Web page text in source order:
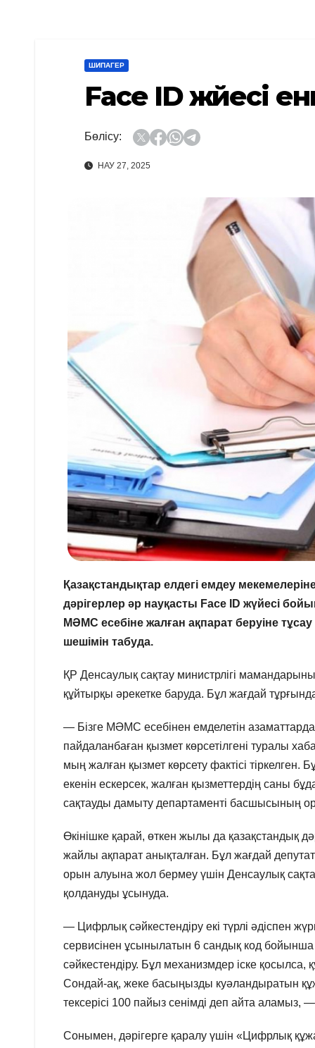
ШИПАГЕР
Face ID жүйесі
Бөлісу:
НАУ 27, 2025
Қазақстандықтар елдегі емдеу
дәрігерлер әр науқасты Face ID жүйесі
МӘМС есебіне жалған ақпарат беруіне
шешімін табуда.
ҚР Денсаулық сақтау министрлігі
құйтырқы әрекетке баруда. Бұл жағдай
— Бізге МӘМС есебінен емделетін
пайдаланбаған қызмет көрсетілгені туралы
мың жалған қызмет көрсету фактісі тіркелген.
екенін ескерсек, жалған қызметтердің саны
сақтауды дамыту департаменті басшысының
Өкінішке қарай, өткен жылы да қазақстандық
жайлы ақпарат анықталған. Бұл жағдай
орын алуына жол бермеу үшін Денсаулық сақтау
қолдануды ұсынуда.
— Цифрлық сәйкестендіру екі түрлі әдіспен
сервисінен ұсынылатын 6 сандық код
сәйкестендіру. Бұл механизмдер іске
Сондай-ақ, жеке басыңызды куәландыратын
тексерісі 100 пайыз сенімді деп айта аламыз,
Сонымен, дәрігерге қаралу үшін «Цифрлық